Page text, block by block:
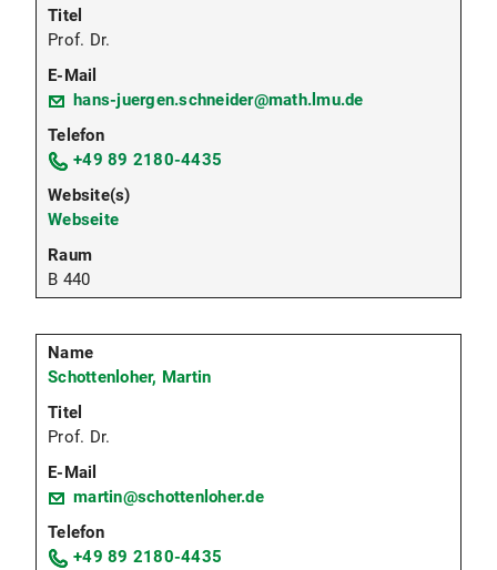
Prof. Dr.
hans-juergen.schneider@math.lmu.de
+49 89 2180-4435
Webseite
B 440
Schottenloher, Martin
Prof. Dr.
martin@schottenloher.de
+49 89 2180-4435